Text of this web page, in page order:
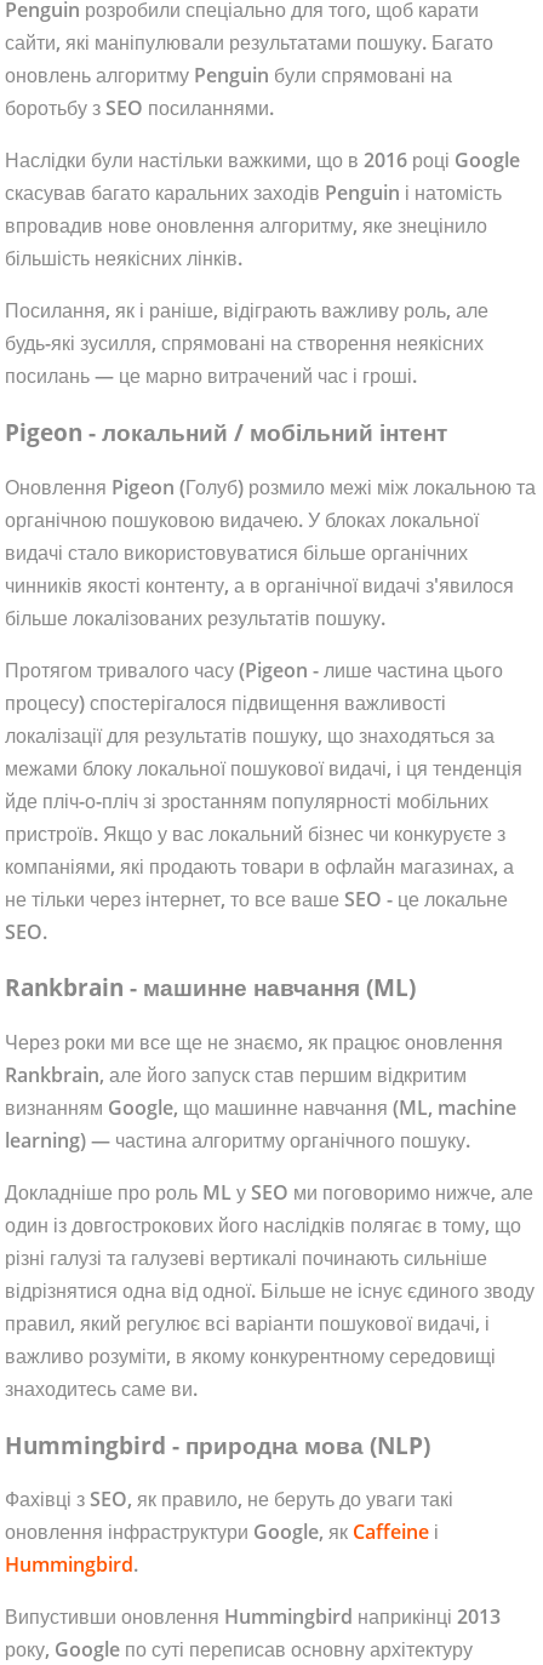
Penguin розробили спеціально для того, щоб карати
сайти, які маніпулювали результатами пошуку. Багато
оновлень алгоритму Penguin були спрямовані на
боротьбу з SEO посиланнями.
Наслідки були настільки важкими, що в 2016 році Google
скасував багато каральних заходів Penguin і натомість
впровадив нове оновлення алгоритму, яке знецінило
більшість неякісних лінків.
Посилання, як і раніше, відіграють важливу роль, але
будь-які зусилля, спрямовані на створення неякісних
посилань — це марно витрачений час і гроші.
Pigeon - локальний / мобільний інтент
Оновлення Pigeon (Голуб) розмило межі між локальною та
органічною пошуковою видачею. У блоках локальної
видачі стало використовуватися більше органічних
чинників якості контенту, а в органічної видачі з'явилося
більше локалізованих результатів пошуку.
Протягом тривалого часу (Pigeon - лише частина цього
процесу) спостерігалося підвищення важливості
локалізації для результатів пошуку, що знаходяться за
межами блоку локальної пошукової видачі, і ця тенденція
йде пліч-о-пліч зі зростанням популярності мобільних
пристроїв. Якщо у вас локальний бізнес чи конкуруєте з
компаніями, які продають товари в офлайн магазинах, а
не тільки через інтернет, то все ваше SEO - це локальне
SEO.
Rankbrain - машинне навчання (ML)
Через роки ми все ще не знаємо, як працює оновлення
Rankbrain, але його запуск став першим відкритим
визнанням Google, що машинне навчання (ML, machine
learning) — частина алгоритму органічного пошуку.
Докладніше про роль ML у SEO ми поговоримо нижче, але
один із довгострокових його наслідків полягає в тому, що
різні галузі та галузеві вертикалі починають сильніше
відрізнятися одна від одної. Більше не існує єдиного зводу
правил, який регулює всі варіанти пошукової видачі, і
важливо розуміти, в якому конкурентному середовищі
знаходитесь саме ви.
Hummingbird - природна мова (NLP)
Фахівці з SEO, як правило, не беруть до уваги такі
оновлення інфраструктури Google, як Caffeine і
Hummingbird.
Випустивши оновлення Hummingbird наприкінці 2013
року, Google по суті переписав основну архітектуру